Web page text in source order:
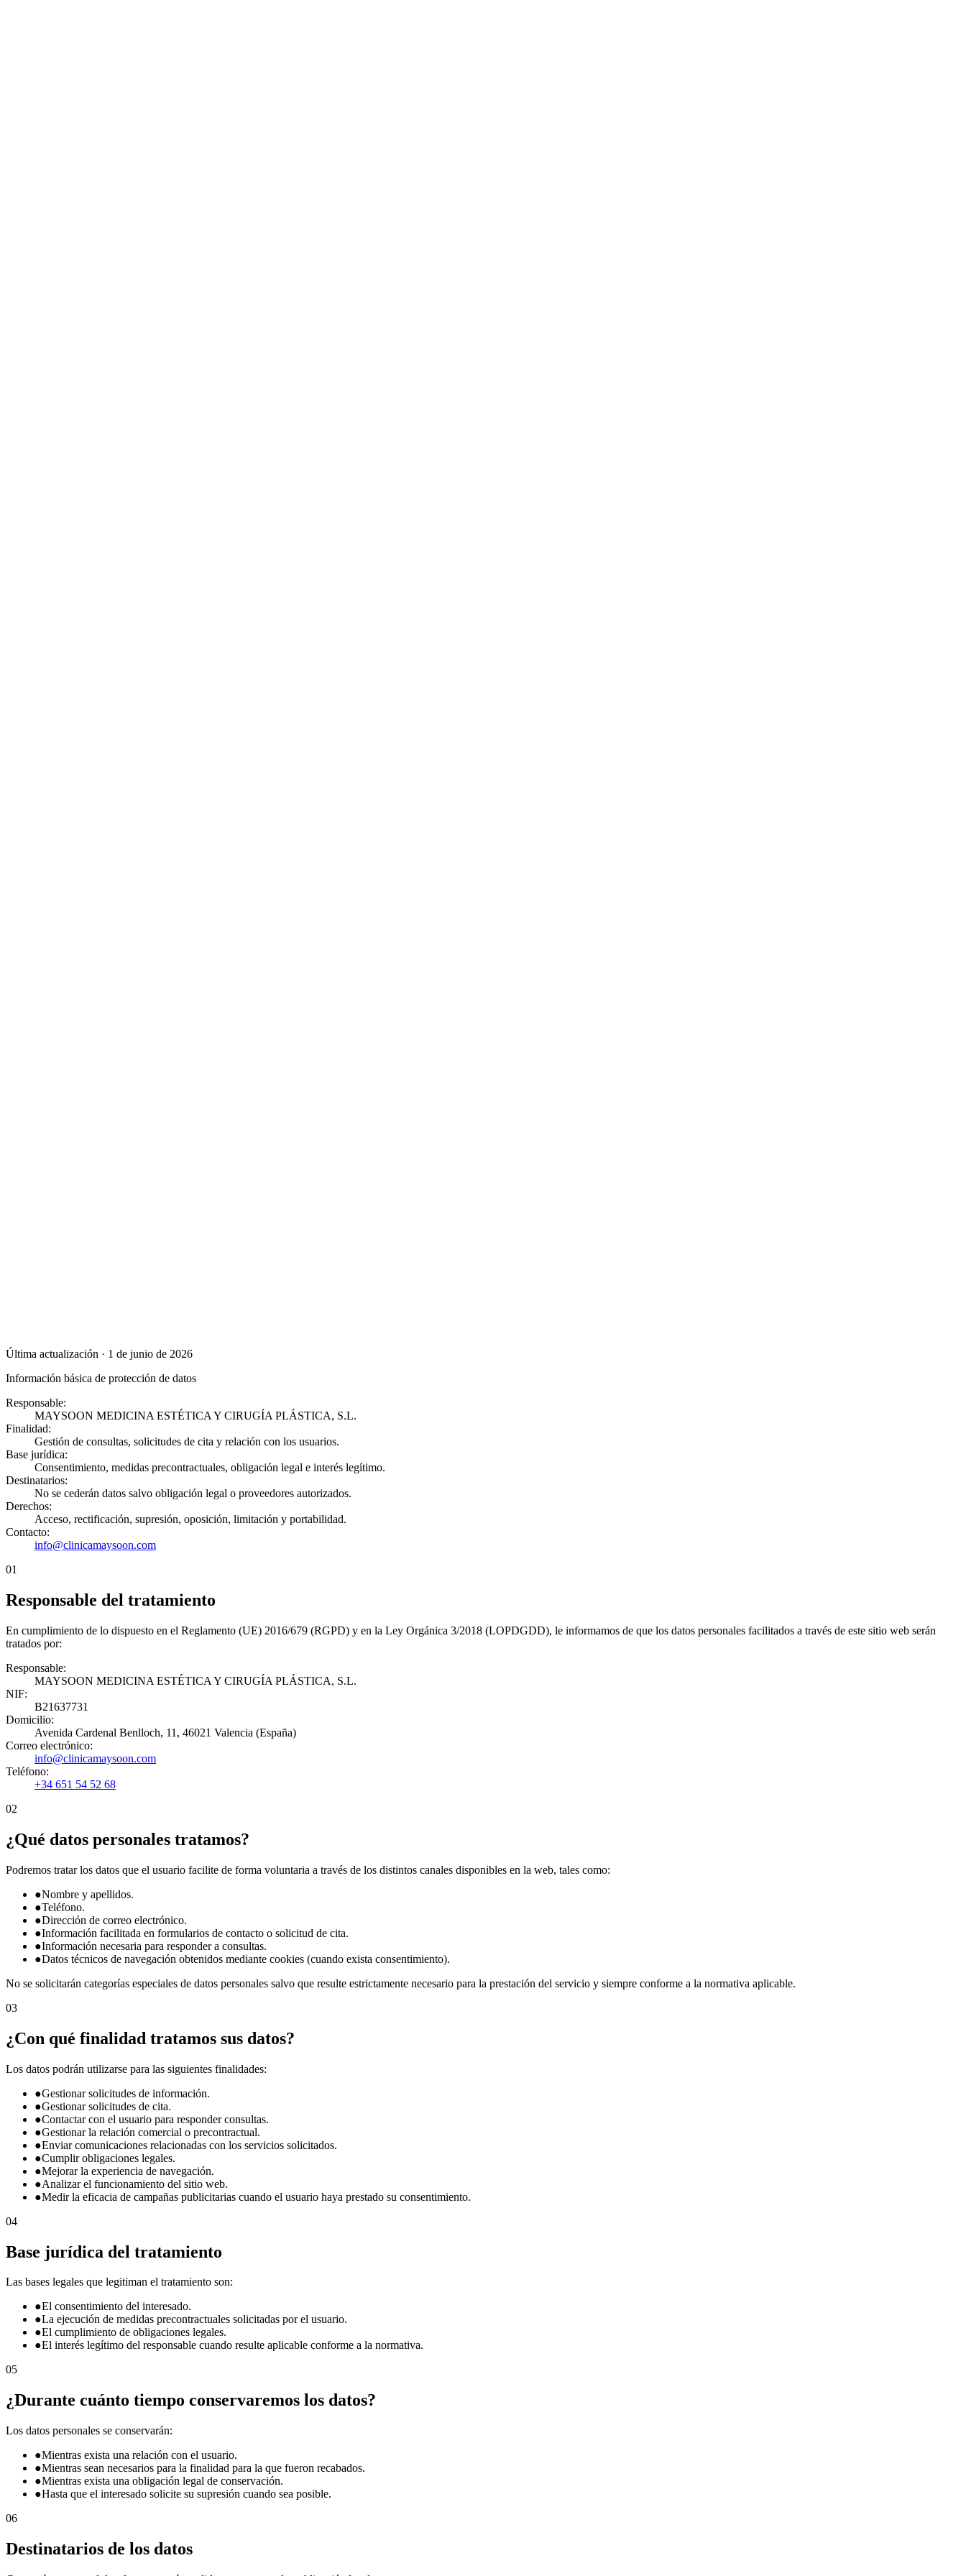
Última actualización · 1 de junio de 2026
Información básica de protección de datos
Responsable:
MAYSOON MEDICINA ESTÉTICA Y CIRUGÍA PLÁSTICA, S.L.
Finalidad:
Gestión de consultas, solicitudes de cita y relación con los usuarios.
Base jurídica:
Consentimiento, medidas precontractuales, obligación legal e interés legítimo.
Destinatarios:
No se cederán datos salvo obligación legal o proveedores autorizados.
Derechos:
Acceso, rectificación, supresión, oposición, limitación y portabilidad.
Contacto:
info@clinicamaysoon.com
01
Responsable del tratamiento
En cumplimiento de lo dispuesto en el Reglamento (UE) 2016/679 (RGPD) y en la Ley Orgánica 3/2018 (LOPDGDD), le informamos de que los datos personales facilitados a través de este sitio web serán
tratados por:
Responsable:
MAYSOON MEDICINA ESTÉTICA Y CIRUGÍA PLÁSTICA, S.L.
NIF:
B21637731
Domicilio:
Avenida Cardenal Benlloch, 11, 46021 Valencia (España)
Correo electrónico:
info@clinicamaysoon.com
Teléfono:
+34 651 54 52 68
02
¿Qué datos personales tratamos?
Podremos tratar los datos que el usuario facilite de forma voluntaria a través de los distintos canales disponibles en la web, tales como:
●Nombre y apellidos.
●Teléfono.
●Dirección de correo electrónico.
●Información facilitada en formularios de contacto o solicitud de cita.
●Información necesaria para responder a consultas.
●Datos técnicos de navegación obtenidos mediante cookies (cuando exista consentimiento).
No se solicitarán categorías especiales de datos personales salvo que resulte estrictamente necesario para la prestación del servicio y siempre conforme a la normativa aplicable.
03
¿Con qué finalidad tratamos sus datos?
Los datos podrán utilizarse para las siguientes finalidades:
●Gestionar solicitudes de información.
●Gestionar solicitudes de cita.
●Contactar con el usuario para responder consultas.
●Gestionar la relación comercial o precontractual.
●Enviar comunicaciones relacionadas con los servicios solicitados.
●Cumplir obligaciones legales.
●Mejorar la experiencia de navegación.
●Analizar el funcionamiento del sitio web.
●Medir la eficacia de campañas publicitarias cuando el usuario haya prestado su consentimiento.
04
Base jurídica del tratamiento
Las bases legales que legitiman el tratamiento son:
●El consentimiento del interesado.
●La ejecución de medidas precontractuales solicitadas por el usuario.
●El cumplimiento de obligaciones legales.
●El interés legítimo del responsable cuando resulte aplicable conforme a la normativa.
05
¿Durante cuánto tiempo conservaremos los datos?
Los datos personales se conservarán:
●Mientras exista una relación con el usuario.
●Mientras sean necesarios para la finalidad para la que fueron recabados.
●Mientras exista una obligación legal de conservación.
●Hasta que el interesado solicite su supresión cuando sea posible.
06
Destinatarios de los datos